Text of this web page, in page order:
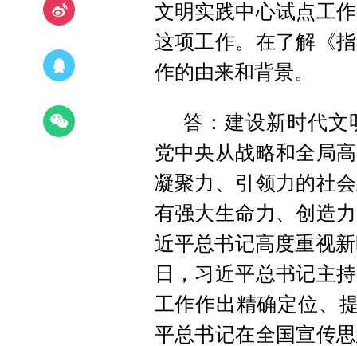
文明实践中心试点工
这项工作。在了解《
作的由来和背景。
答：建设新时代
党中央从战略和全局
凝聚力、引领力的社
有强大生命力、创造
近平总书记高度重视
日，习近平总书记主
工作作出精确定位、
平总书记在全国宣传